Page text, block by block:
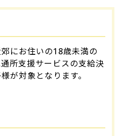
にお住いの18歳未満の
所支援サービスの支給決
が対象となります。